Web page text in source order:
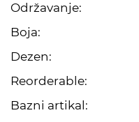
Održavanje:
Boja:
Dezen:
Reorderable:
Bazni artikal: